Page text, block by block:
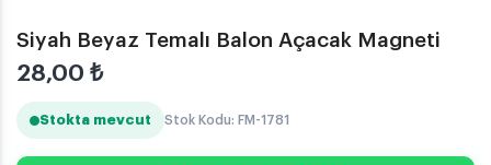
Siyah Beyaz Temalı Balon Açacak Magneti
28,00 ₺
Stokta mevcut Stok Kodu: FM-1781